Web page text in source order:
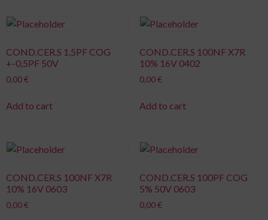
COND.CER.S 1,5PF COG
+-0,5PF 50V
0,00€
Add to cart
COND.CER.S 100NF X7R
10% 16V 0402
0,00€
Add to cart
COND.CER.S 100NF X7R
10% 16V 0603
0,00€
COND.CER.S 100PF COG
5% 50V 0603
0,00€